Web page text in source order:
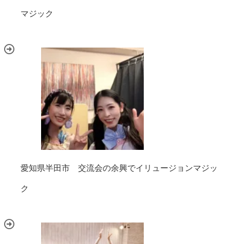
マジック
愛知県半田市 交流会の余興でイリュージョンマジッ
ク